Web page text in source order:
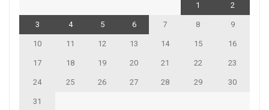
1 2
3 4 5 6 7 8 9
10 11 12 13 14 15 16
17 18 19 20 21 22 23
24 25 26 27 28 29 30
31